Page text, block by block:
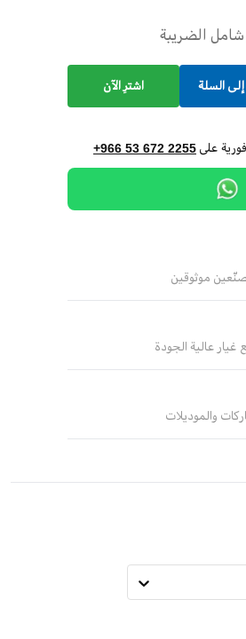
الضريبة
السلة اشترِ الآن
على +966 53 672 2255
موثوقين
عالية الجودة
والموديلات